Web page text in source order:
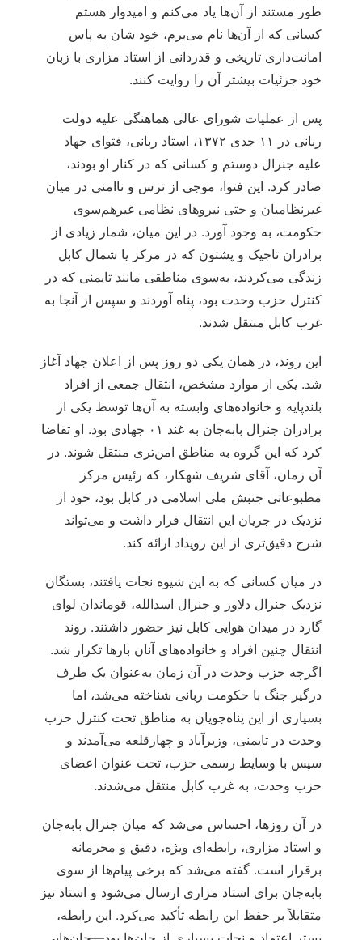
طور مستند از آن‌ها یاد می‌کنم و امیدوار هستم
کسانی که از آن‌ها نام می‌برم، خود شان به پاس
امانت‌داری تاریخی و قدردانی از استاد مزاری با زبان
خود جزئیات بیشتر آن را روایت کنند.
پس از عملیات شورای عالی هماهنگی علیه دولت
ربانی در ۱۱ جدی ۱۳۷۲، استاد ربانی، فتوای جهاد
علیه جنرال دوستم و کسانی که در کنار او بودند،
صادر کرد. این فتوا، موجی از ترس و ناامنی در میان
غیرنظامیان و حتی نیروهای نظامی غیرهم‌سوی
حکومت، به وجود آورد. در این میان، شمار زیادی از
برادران تاجیک و پشتون که در مرکز یا شمال کابل
زندگی می‌کردند، به‌سوی مناطقی مانند تایمنی که در
کنترل حزب وحدت بود، پناه آوردند و سپس از آنجا به
غرب کابل منتقل شدند.
این روند، در همان یکی دو روز پس از اعلان جهاد آغاز
شد. یکی از موارد مشخص، انتقال جمعی از افراد
بلندپایه و خانواده‌های وابسته به آن‌ها توسط یکی از
برادران جنرال بابه‌جان به غند ۰۱ جهادی بود. او تقاضا
کرد که این گروه به مناطق امن‌تری منتقل شوند. در
آن زمان، آقای شریف شهکار، که رئیس مرکز
مطبوعاتی جنبش ملی اسلامی در کابل بود، خود از
نزدیک در جریان این انتقال قرار داشت و می‌تواند
شرح دقیق‌تری از این رویداد ارائه کند.
در میان کسانی که به این شیوه نجات یافتند، بستگان
نزدیک جنرال دلاور و جنرال اسدالله، قوماندان لوای
گارد در میدان هوایی کابل نیز حضور داشتند. روند
انتقال چنین افراد و خانواده‌های آنان بارها تکرار شد.
اگرچه حزب وحدت در آن زمان به‌عنوان یک طرف
درگیر جنگ با حکومت ربانی شناخته می‌شد، اما
بسیاری از این پناه‌جویان به مناطق تحت کنترل حزب
وحدت در تایمنی، وزیرآباد و چهارقلعه می‌آمدند و
سپس با وسایط رسمی حزب، تحت عنوان اعضای
حزب وحدت، به غرب کابل منتقل می‌شدند.
در آن روزها، احساس می‌شد که میان جنرال بابه‌جان
و استاد مزاری، رابطه‌ای ویژه، دقیق و محرمانه
برقرار است. گفته می‌شد که برخی پیام‌ها از سوی
بابه‌جان برای استاد مزاری ارسال می‌شود و استاد نیز
متقابلاً بر حفظ این رابطه تأکید می‌کرد. این رابطه،